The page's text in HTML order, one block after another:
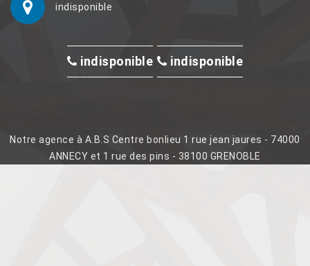
indisponible
indisponible indisponible
Notre agence à A.B.S Centre bonlieu 1 rue jean jaures - 74000
ANNECY et 1 rue des pins - 38100 GRENOBLE